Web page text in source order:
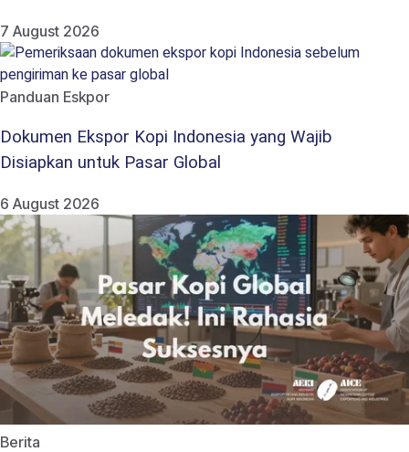
7 August 2026
Panduan Eskpor
Dokumen Ekspor Kopi Indonesia yang Wajib
Disiapkan untuk Pasar Global
6 August 2026
Berita